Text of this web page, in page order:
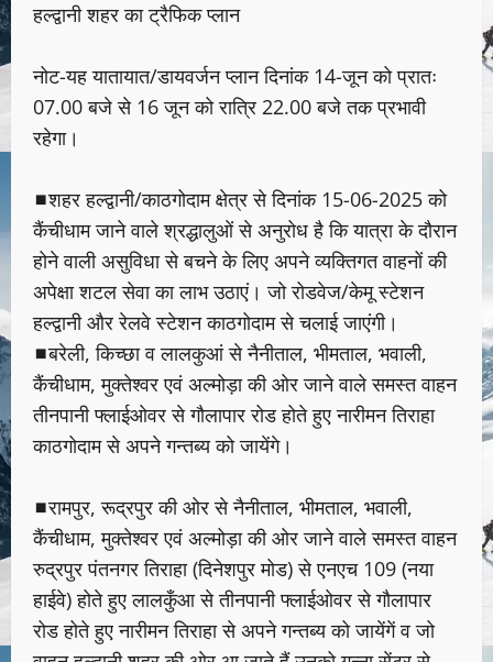
हल्द्वानी शहर का ट्रैफिक प्लान
नोट-यह यातायात/डायवर्जन प्लान दिनांक 14-जून को प्रातः
07.00 बजे से 16 जून को रात्रि 22.00 बजे तक प्रभावी
रहेगा।
◼शहर हल्द्वानी/काठगोदाम क्षेत्र से दिनांक 15-06-2025 को
कैंचीधाम जाने वाले श्रद्धालुओं से अनुरोध है कि यात्रा के दौरान
होने वाली असुविधा से बचने के लिए अपने व्यक्तिगत वाहनों की
अपेक्षा शटल सेवा का लाभ उठाएं। जो रोडवेज/केमू स्टेशन
हल्द्वानी और रेलवे स्टेशन काठगोदाम से चलाई जाएंगी।
◼बरेली, किच्छा व लालकुआं से नैनीताल, भीमताल, भवाली,
कैंचीधाम, मुक्तेश्वर एवं अल्मोड़ा की ओर जाने वाले समस्त वाहन
तीनपानी फ्लाईओवर से गौलापार रोड होते हुए नारीमन तिराहा
काठगोदाम से अपने गन्तब्य को जायेंगे।
◼रामपुर, रूद्रपुर की ओर से नैनीताल, भीमताल, भवाली,
कैंचीधाम, मुक्तेश्वर एवं अल्मोड़ा की ओर जाने वाले समस्त वाहन
रुद्रपुर पंतनगर तिराहा (दिनेशपुर मोड) से एनएच 109 (नया
हाईवे) होते हुए लालकुँआ से तीनपानी फ्लाईओवर से गौलापार
रोड होते हुए नारीमन तिराहा से अपने गन्तब्य को जायेंगें व जो